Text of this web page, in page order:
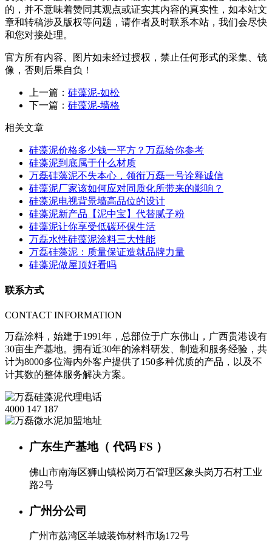
的，并不意味着赞同其观点或证实其内容的真实性，如本站文
章和转稿涉及版权等问题，请作者及时联系本站，我们会尽快
和您对接处理。
官方所有内容、图片如未经过授权，禁止任何形式的采集、镜
像，否则后果自负！
上一篇： 硅藻泥-如松
下一篇： 硅藻泥-墙格
相关文章
硅藻泥价格多少钱一平方？万磊给你参考
硅藻泥到底属于什么材质
万磊硅藻泥不失本心，领衔万磊一号诠释诚信
硅藻泥厂家该如何应对同质化所带来的影响？
硅藻泥电视背景墙高品位的设计
硅藻泥新产品【泥中宝】代替腻子粉
硅藻泥让你享受低碳环保生活
万磊水性硅藻泥涂料三大性能
万磊硅藻泥：质量保证造就品牌力量
硅藻泥做屋顶好看吗
联系方式
CONTACT INFORMATION
万磊涂料，始建于1991年，总部位于广东佛山，广西贵港设有
30亩生产基地。拥有近30年的涂料研发、制造和服务经验，共
计为8000多位海内外客户提供了150多种优质的产品，以及不
计其数的整体服务解决方案。
4000 147 187
广东生产基地（ 代码 FS ）
佛山市南海区狮山镇松岗万石管理区象头岗万石村工业
路2号
广州分公司
广州市荔湾区羊城装饰材料市场172号